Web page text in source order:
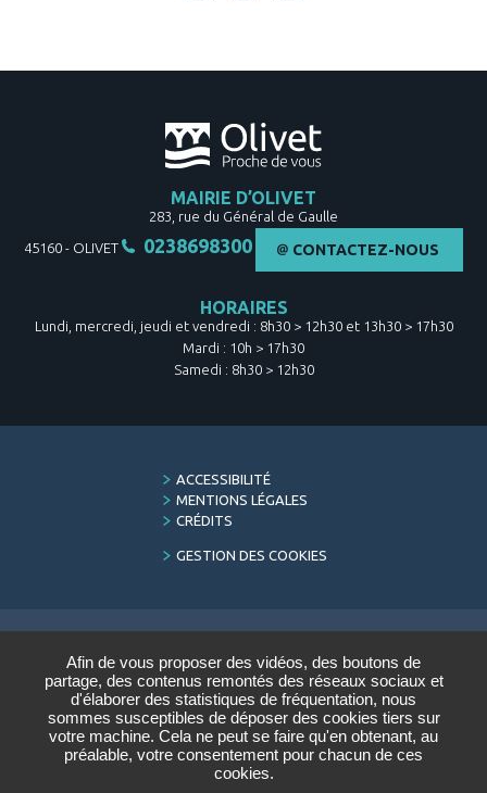
Afin de vous proposer des vidéos, des boutons de
partage, des contenus remontés des réseaux sociaux et
d'élaborer des statistiques de fréquentation, nous
sommes susceptibles de déposer des cookies tiers sur
votre machine. Cela ne peut se faire qu'en obtenant, au
préalable, votre consentement pour chacun de ces
cookies.
MAIRIE D’OLIVET
283, rue du Général de Gaulle
45160 - OLIVET 0238698300 CONTACTEZ-NOUS
HORAIRES
Lundi, mercredi, jeudi et vendredi : 8h30 > 12h30 et 13h30 > 17h30
Mardi : 10h > 17h30
Samedi : 8h30 > 12h30
FOOTER
MENU
ACCESSIBILITÉ
MENTIONS LÉGALES
CRÉDITS
GESTION DES COOKIES
LETTRE D'INFORMATION
DU CONSERVATOIRE
Saisir votre adresse e-mail :